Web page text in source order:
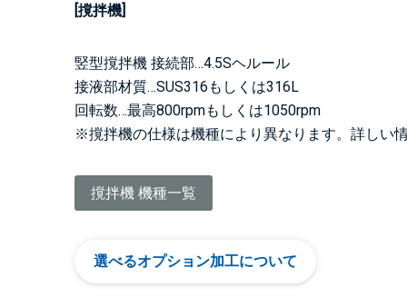
[撹拌機]
竪型撹拌機 接続部…4.5Sヘルール
接液部材質…SUS316もしくは316L
回転数…最高800rpmもしくは1050rpm
※撹拌機の仕様は機種により異なります。詳しい
撹拌機 機種一覧
選べるオプション加工について